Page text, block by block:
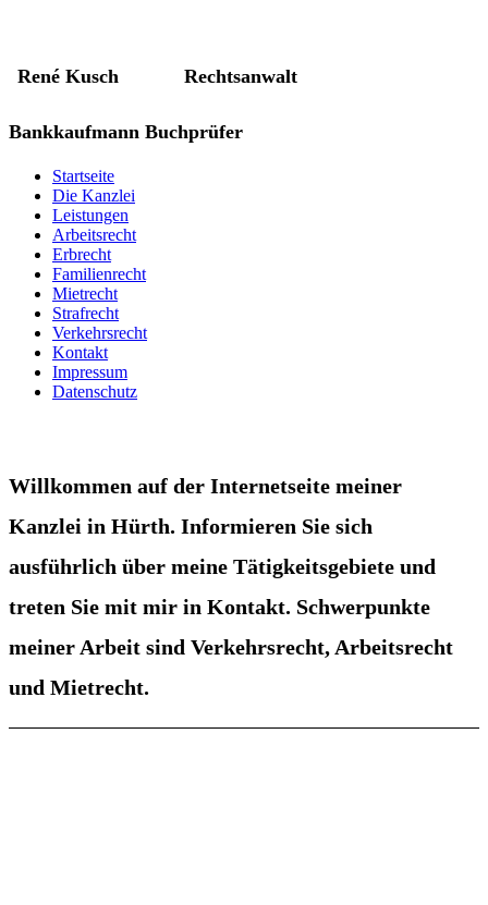
René Kusch Rechtsanwalt
Bankkaufmann Buchprüfer
Startseite
Die Kanzlei
Leistungen
Arbeitsrecht
Erbrecht
Familienrecht
Mietrecht
Strafrecht
Verkehrsrecht
Kontakt
Impressum
Datenschutz
Willkommen auf der Internetseite meiner
Kanzlei in Hürth. Informieren Sie sich
ausführlich über meine Tätigkeitsgebiete und
treten Sie mit mir in Kontakt. Schwerpunkte
meiner Arbeit sind Verkehrsrecht, Arbeitsrecht
und Mietrecht.